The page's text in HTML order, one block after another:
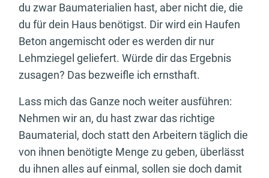
du zwar Baumaterialien hast, aber nicht die, die
du für dein Haus benötigst. Dir wird ein Haufen
Beton angemischt oder es werden dir nur
Lehmziegel geliefert. Würde dir das Ergebnis
zusagen? Das bezweifle ich ernsthaft.
Lass mich das Ganze noch weiter ausführen:
Nehmen wir an, du hast zwar das richtige
Baumaterial, doch statt den Arbeitern täglich die
von ihnen benötigte Menge zu geben, überlässt
du ihnen alles auf einmal, sollen sie doch damit